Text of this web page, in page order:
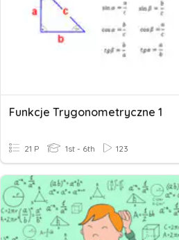
Funkcje Trygonometryczne 1
21 P 1st - 6th 123